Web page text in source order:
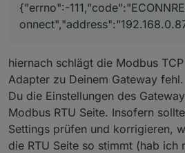
die Einstellungen wie
das steht in log
On error:
{"errno":-
{"errno":-
hiernach schlägt die Modbus
Adapter zu Deinem Gateway
Du die Einstellungen des
Modbus RTU Seite. Insofern
Settings prüfen und korrigieren,
die RTU Seite so stimmt (hab ich